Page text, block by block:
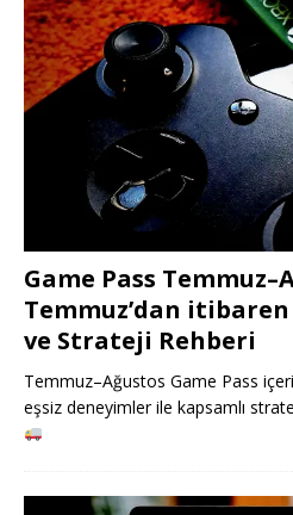
Game Pass
Temmuz’dan
ve Strateji Rehberi
Temmuz–Ağustos Game Pass
eşsiz deneyimler ile kapsamlı